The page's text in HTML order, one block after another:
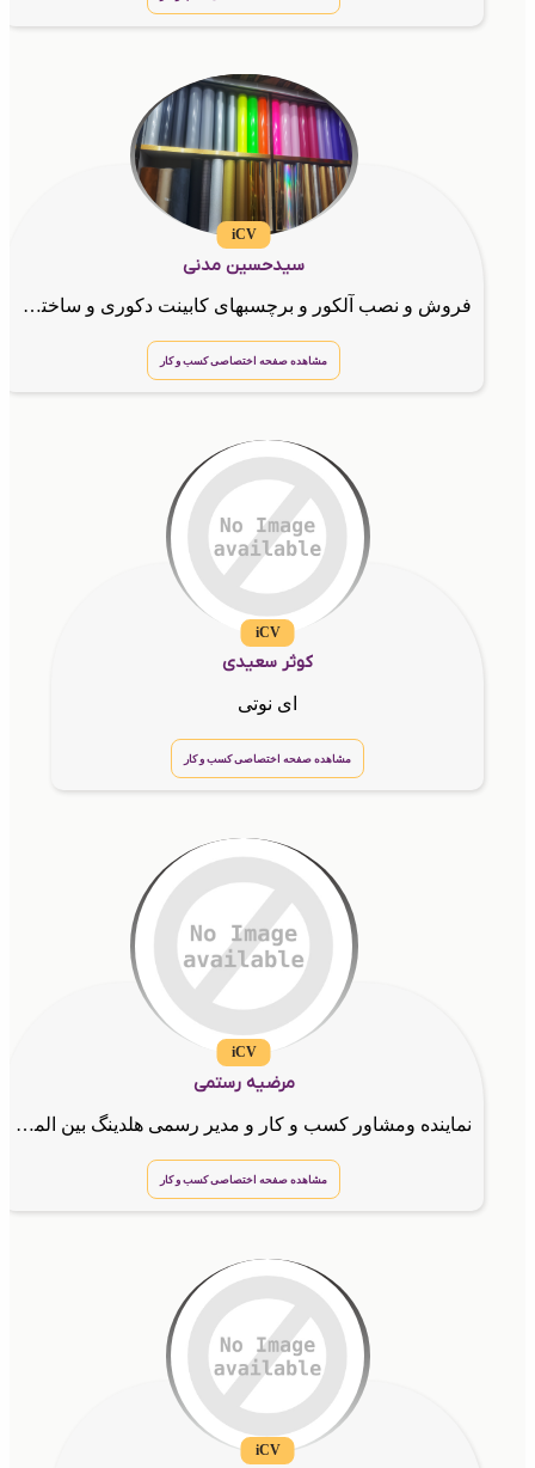
iCV
سیدحسین مدنی
فروش و نصب آلکور و برچسبهای کابینت دکوری و ساختمانی,برچسبهای شیشه مات کن, و رفلکس شیشه,
مشاهده صفحه اختصاصی کسب و کار
iCV
کوثر سعیدی
ای نوتی
مشاهده صفحه اختصاصی کسب و کار
iCV
مرضیه رستمی
نماینده ومشاور کسب و کار و مدیر رسمی هلدینگ بین المللیG.T.N.A
مشاهده صفحه اختصاصی کسب و کار
iCV